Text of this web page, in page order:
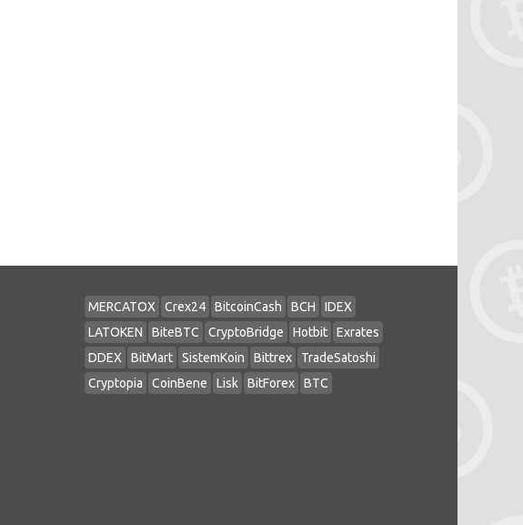
MERCATOX Crex24 BitcoinCash BCH
IDEX
LATOKEN
BiteBTC CryptoBridge Hotbit
Exrates
DDEX
BitMart SistemKoin Bittrex
TradeSatoshi
Cryptopia
CoinBene Lisk BitForex BTC